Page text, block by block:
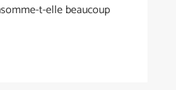
t-elle beaucoup